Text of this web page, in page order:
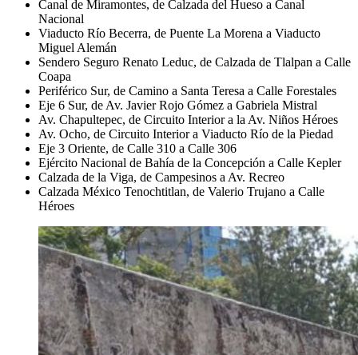
Canal de Miramontes, de Calzada del Hueso a Canal
Nacional
Viaducto Río Becerra, de Puente La Morena a Viaducto
Miguel Alemán
Sendero Seguro Renato Leduc, de Calzada de Tlalpan a Calle
Coapa
Periférico Sur, de Camino a Santa Teresa a Calle Forestales
Eje 6 Sur, de Av. Javier Rojo Gómez a Gabriela Mistral
Av. Chapultepec, de Circuito Interior a la Av. Niños Héroes
Av. Ocho, de Circuito Interior a Viaducto Río de la Piedad
Eje 3 Oriente, de Calle 310 a Calle 306
Ejército Nacional de Bahía de la Concepción a Calle Kepler
Calzada de la Viga, de Campesinos a Av. Recreo
Calzada México Tenochtitlan, de Valerio Trujano a Calle
Héroes